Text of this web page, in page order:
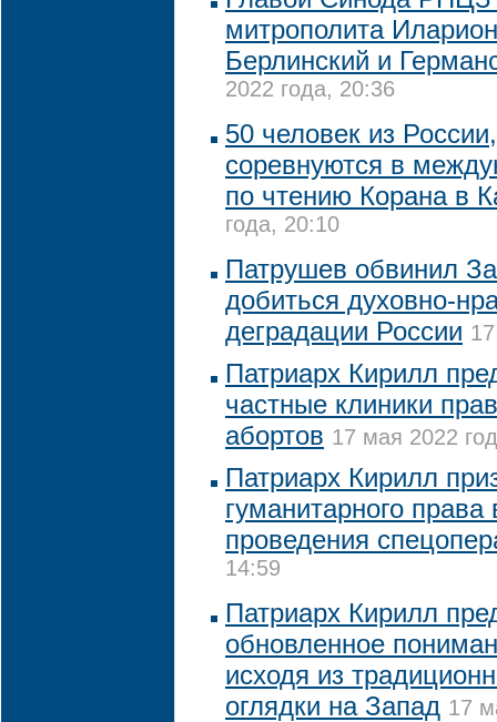
митрополита
Берлинский и
2022 года, 20:36
50 человек из
соревнуются в
по чтению Корана в
года, 20:10
Патрушев обвинил
добиться духовно-
деградации России
Патриарх Кирилл
частные клиники
абортов 17 мая 2022
Патриарх Кирилл
гуманитарного права
проведения
14:59
Патриарх Кирилл
обновленное
исходя из
оглядки на Запад 17